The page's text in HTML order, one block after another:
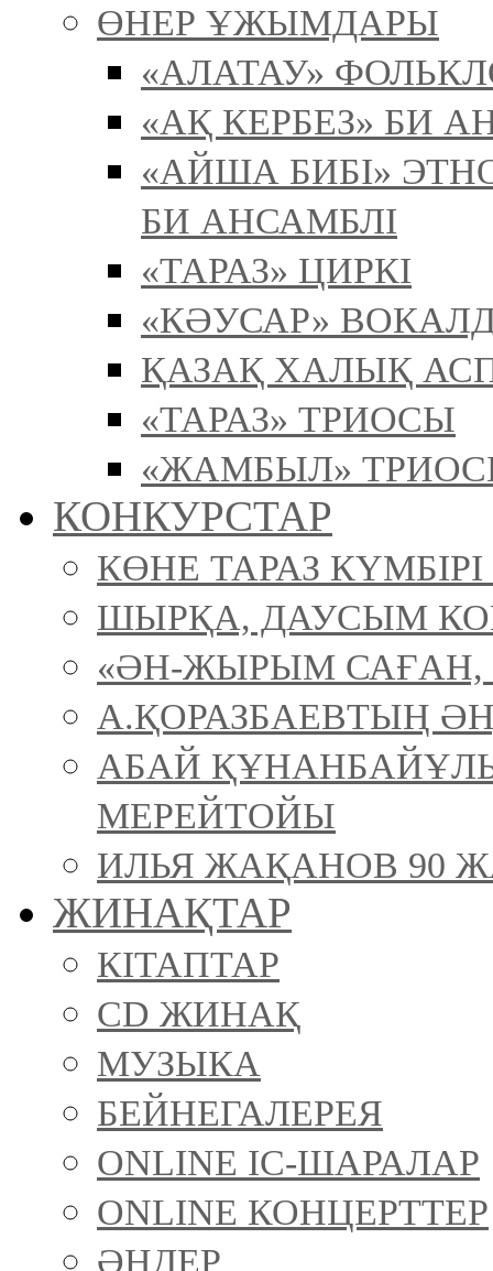
ӨНЕР ҰЖЫМДАРЫ
«АЛАТАУ»
«АҚ КЕРБЕЗ» БИ
«АЙША БИБІ»
БИ АНСАМБЛІ
«ТАРАЗ» ЦИРКІ
«КӘУСАР»
ҚАЗАҚ ХАЛЫҚ
«ТАРАЗ» ТРИОСЫ
«ЖАМБЫЛ»
КОНКУРСТАР
КӨНЕ ТАРАЗ
ШЫРҚА, ДАУСЫМ
«ӘН-ЖЫРЫМ САҒАН,
А.ҚОРАЗБАЕВТЫҢ
АБАЙ
МЕРЕЙТОЙЫ
ИЛЬЯ ЖАҚАНОВ 90
ЖИНАҚТАР
КІТАПТАР
CD ЖИНАҚ
МУЗЫКА
БЕЙНЕГАЛЕРЕЯ
ONLINE ІС-ШАРАЛАР
ONLINE КОНЦЕРТТЕР
ӘНДЕР